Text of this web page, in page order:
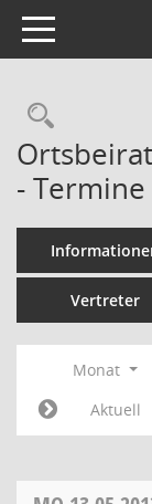
Toggle navigation
-
Vertreter
Monat
Aktuell